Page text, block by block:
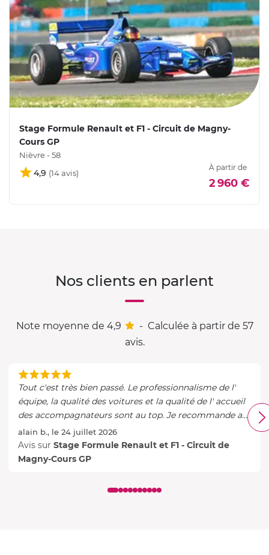
Stage Formule Renault et F1 - Circuit de Magny-
Cours GP
Nièvre - 58
4,9
À partir de
2 960 €
Nos clients en parlent
Note moyenne de 4,9 - Calculée à partir de 57
avis.
Tout c'est très bien passé. Le professionnalisme de l'
équipe, la qualité des voitures et la qualité de l' accueil
des accompagnateurs sont au top. Je recommande a
tous les passionnés.
alain b., le 24 juillet 2026
Avis sur Stage Formule Renault et F1 - Circuit de
Magny-Cours GP